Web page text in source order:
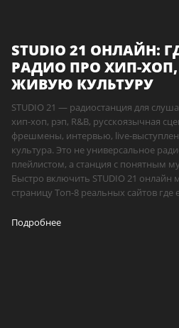
STUDIO 21 ОНЛАЙН:
РАДИО ПРО ХИП-
ЖИВУЮ КУЛЬТУРУ
STUDIO 21 — радиостанция для
хип-хоп, рэп, R&B, русскоязычная
фрешмены, интервью, live-
культура. Это не универсальное
плейлистом, а станция с понятным
Быстро включить STUDIO 21 онлайн
страницу Топ-8 реальных сайтов где
Подробнее